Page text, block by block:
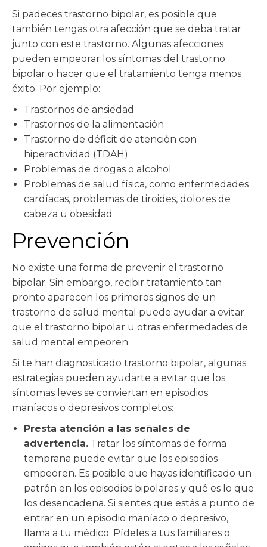
Si padeces trastorno bipolar, es posible que
también tengas otra afección que se deba tratar
junto con este trastorno. Algunas afecciones
pueden empeorar los síntomas del trastorno
bipolar o hacer que el tratamiento tenga menos
éxito. Por ejemplo:
Trastornos de ansiedad
Trastornos de la alimentación
Trastorno de déficit de atención con
hiperactividad (TDAH)
Problemas de drogas o alcohol
Problemas de salud física, como enfermedades
cardíacas, problemas de tiroides, dolores de
cabeza u obesidad
Prevención
No existe una forma de prevenir el trastorno
bipolar. Sin embargo, recibir tratamiento tan
pronto aparecen los primeros signos de un
trastorno de salud mental puede ayudar a evitar
que el trastorno bipolar u otras enfermedades de
salud mental empeoren.
Si te han diagnosticado trastorno bipolar, algunas
estrategias pueden ayudarte a evitar que los
síntomas leves se conviertan en episodios
maníacos o depresivos completos:
Presta atención a las señales de
advertencia. Tratar los síntomas de forma
temprana puede evitar que los episodios
empeoren. Es posible que hayas identificado un
patrón en los episodios bipolares y qué es lo que
los desencadena. Si sientes que estás a punto de
entrar en un episodio maníaco o depresivo,
llama a tu médico. Pídeles a tus familiares o